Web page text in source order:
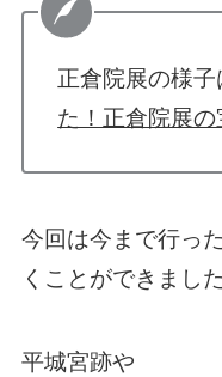
正倉院展の様
た！正倉院展の
今回は今まで行っ
くことができました
平城宮跡や